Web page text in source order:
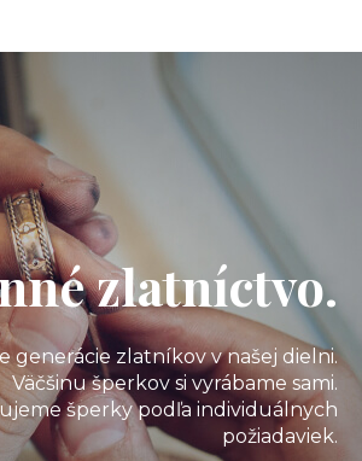
zlatníctvo.
generácie zlatníkov v našej dielni.
Väčšinu šperkov si vyrábame sami.
šperky podľa individuálnych
požiadaviek.